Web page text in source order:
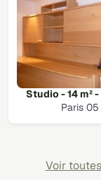
Studio - 14 m²
Paris 05
Voir